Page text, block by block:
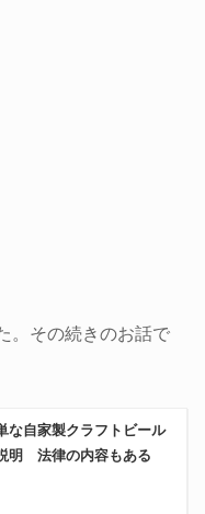
。その続きのお話で
な自家製クラフトビール
明 法律の内容もある